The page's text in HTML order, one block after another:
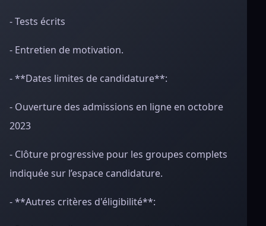
- Tests écrits
- Entretien de motivation.
- **Dates limites de candidature**:
- Ouverture des admissions en ligne en octobre
2023
- Clôture progressive pour les groupes complets
indiquée sur l’espace candidature.
- **Autres critères d'éligibilité**: